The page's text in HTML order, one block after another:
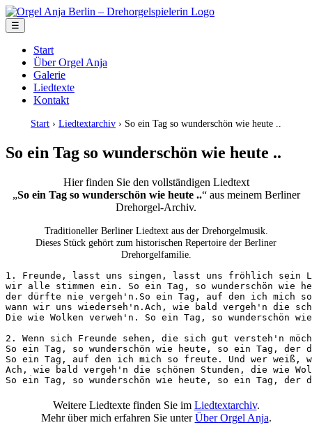
☰
Start
Über Orgel Anja
Galerie
Liedtexte
Kontakt
Start › Liedtextarchiv › So ein Tag so wunderschön wie heute ..
So ein Tag so wunderschön wie heute ..
Hier finden Sie den vollständigen Liedtext
„So ein Tag so wunderschön wie heute ..“ aus meinem Berliner
Drehorgel-Archiv.
Traditioneller Berliner Liedtext aus der Drehorgelmusik.
Dieses Stück gehört zum historischen Repertoire der Berliner
Drehorgelfamilie.
1. Freunde, lasst uns singen, lasst uns fröhlich sein
wir alle stimmen ein. So ein Tag, so wunderschön wie
der dürfte nie vergeh'n.So ein Tag, auf den ich mich
wann wir uns wiederseh'n.Ach, wie bald vergeh'n die
Die wie Wolken verweh'n. So ein Tag, so
2. Wenn sich Freunde sehen, die sich gut versteh'n
So ein Tag, so wunderschön wie heute, so ein Tag,
So ein Tag, auf den ich mich so freute. Und wer weiß,
Ach, wie bald vergeh'n die schönen Stunden, die wie
So ein Tag, so wunderschön wie heute, so ein Tag,
Weitere Liedtexte finden Sie im Liedtextarchiv.
Mehr über mich erfahren Sie unterÜber Orgel Anja.